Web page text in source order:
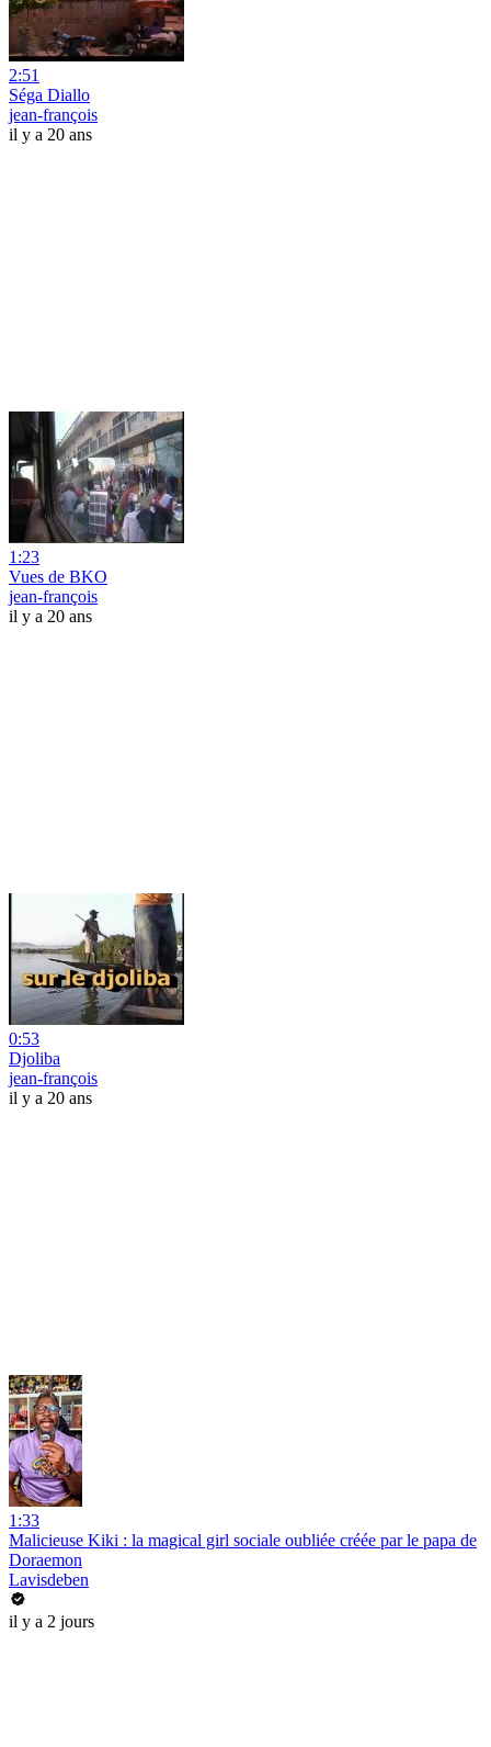
2:51
Séga Diallo
jean-françois
il y a 20 ans
1:23
Vues de BKO
jean-françois
il y a 20 ans
0:53
Djoliba
jean-françois
il y a 20 ans
1:33
Malicieuse Kiki : la magical girl sociale oubliée créée par le papa de
Doraemon
Lavisdeben
il y a 2 jours